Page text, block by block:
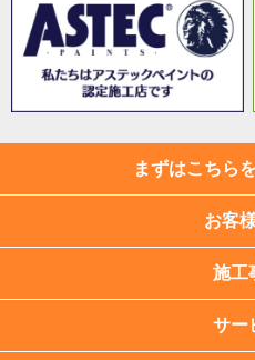
まずはこちら
お客
施工
サー